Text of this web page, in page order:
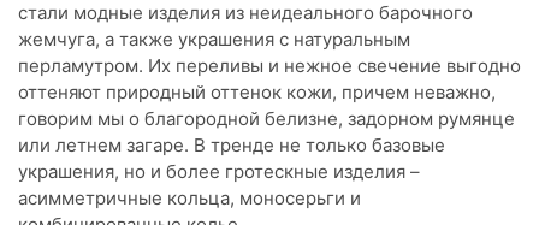
стали модные изделия из неидеального барочного
жемчуга, а также украшения с натуральным
перламутром. Их переливы и нежное свечение выгодно
оттеняют природный оттенок кожи, причем неважно,
говорим мы о благородной белизне, задорном румянце
или летнем загаре. В тренде не только базовые
украшения, но и более гротескные изделия –
асимметричные кольца, моносерьги и